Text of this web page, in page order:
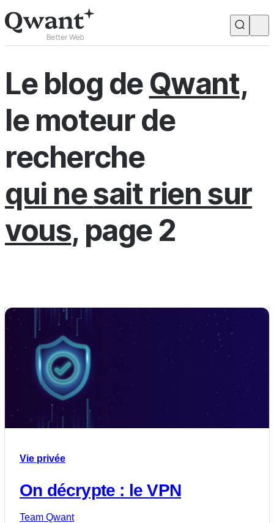
Produits
Junior
Français
Le blog de Qwant,
le moteur de
recherche
qui nesait rien sur
vous, page 2
Vie privée
On décrypte : le VPN
Team Qwant